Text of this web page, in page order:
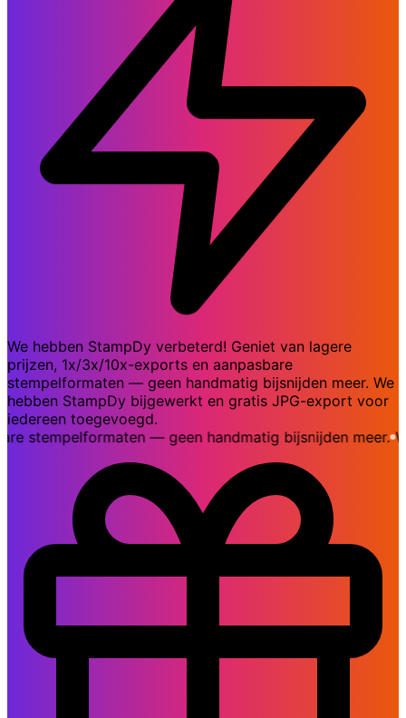
We hebben StampDy verbeterd! Geniet van lagere
prijzen, 1x/3x/10x-exports en aanpasbare
stempelformaten — geen handmatig bijsnijden meer. We
hebben StampDy bijgewerkt en gratis JPG-export voor
iedereen toegevoegd.
— geen handmatig bijsnijden meer. We